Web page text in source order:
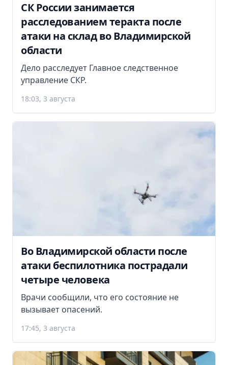
СК России занимается
расследованием теракта после
атаки на склад во Владимирской
области
Дело расследует Главное следственное
управление СКР.
18:03, 3 августа
Во Владимирской области после
атаки беспилотника пострадали
четыре человека
Врачи сообщили, что его состояние не
вызывает опасений.
17:45, 3 августа